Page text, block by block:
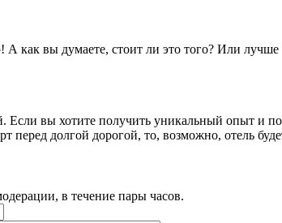
как вы думаете, стоит ли это того? Или лучше
Если вы хотите получить уникальный опыт и
перед долгой дорогой, то, возможно, отель
в течение пары часов.